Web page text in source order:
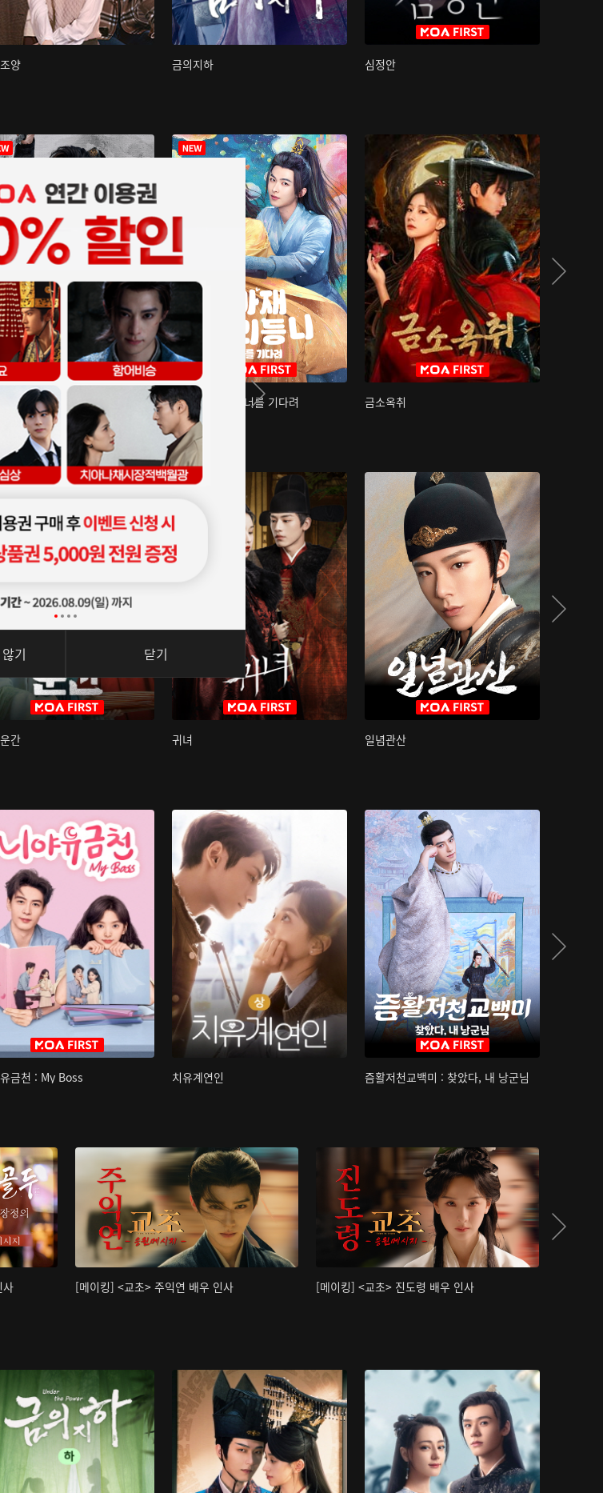
양 금의지하 심정안
아재저리등니 : 너를 기다려 금소옥취
간 귀녀 일념관산
금천 : My Boss 치유계연인 즘활저천교백미 : 찾았다, 내 낭군님
사 [메이킹] <교초> 주익연 배우 인사 [메이킹] <교초> 진도령 배우 인사
기 닫기